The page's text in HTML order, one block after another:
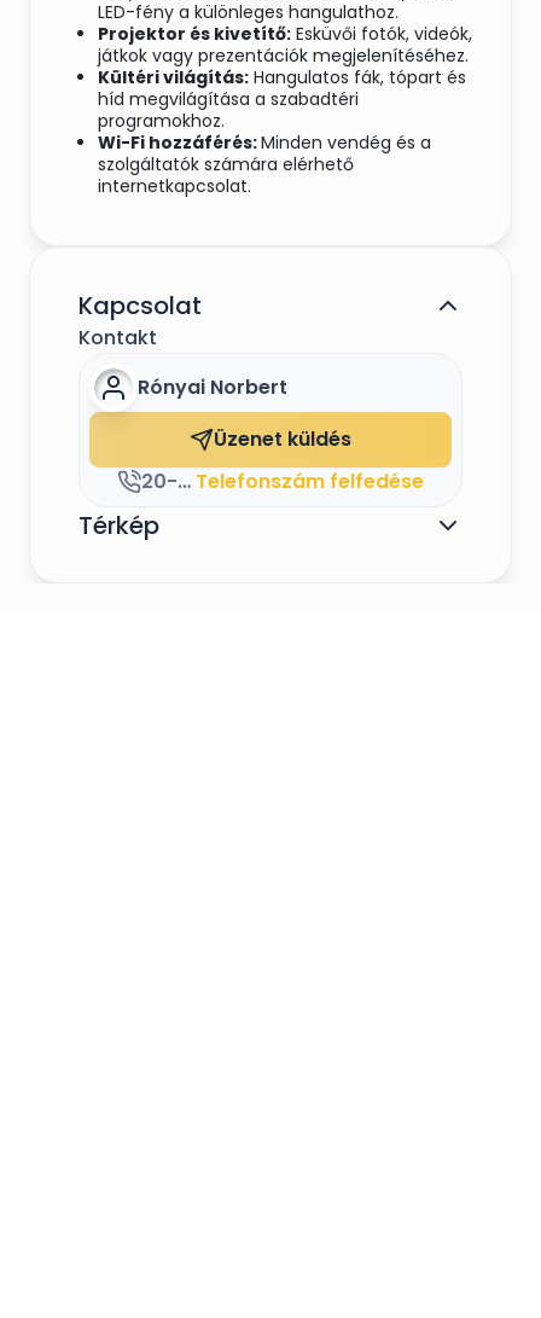
LED-fény a különleges hangulathoz.
Projektor és kivetítő: Esküvői fotók, videók,
játkok vagy prezentációk megjelenítéséhez.
Kültéri világítás: Hangulatos fák, tópart és
híd megvilágítása a szabadtéri
programokhoz.
Wi-Fi hozzáférés:Minden vendég és a
szolgáltatók számára elérhető
internetkapcsolat.
Kapcsolat
Kontakt
Rónyai Norbert
Üzenet küldés
20-973-1082 Telefonszám felfedése
Térkép